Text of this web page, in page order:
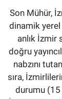
Son Mühür,
dinamik yerel
anlık İzmir
doğru
nabzını
sıra,
durumu